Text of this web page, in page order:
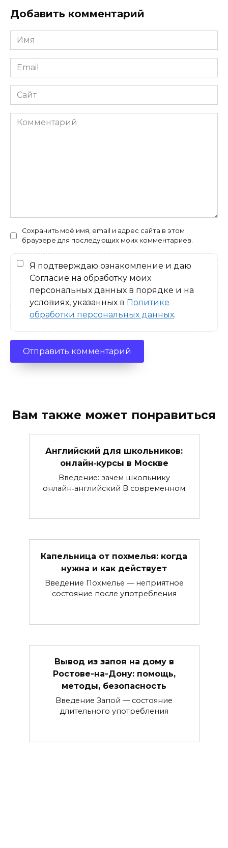
Добавить комментарий
Имя
*
Email
*
Сайт
Комментарий
Сохранить моё имя, email и адрес сайта в этом
браузере для последующих моих комментариев.
Я подтверждаю ознакомление и даю
Согласие на обработку моих
персональных данных в порядке и на
условиях, указанных в Политике
обработки персональных данных.
Вам также может понравиться
Английский для школьников:
онлайн‑курсы в Москве
Введение: зачем школьнику
онлайн‑английский В современном
Капельница от похмелья: когда
нужна и как действует
Введение Похмелье — неприятное
состояние после употребления
Вывод из запоя на дому в
Ростове-на-Дону: помощь,
методы, безопасность
Введение Запой — состояние
длительного употребления